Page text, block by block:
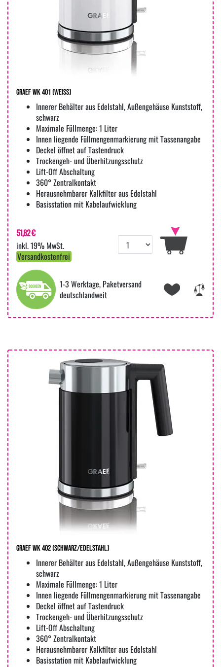
Graef WK 401 (weiss)
Innerer Behälter aus Edelstahl, Außengehäuse Kunststoff,
schwarz
Maximale Füllmenge: 1 Liter
Innen liegende Füllmengenmarkierung mit Tassenangabe
Deckel öffnet auf Tastendruck
Trockengeh- und Überhitzungsschutz
Lift-Off Abschaltung
360° Zentralkontakt
Herausnehmbarer Kalkfilter aus Edelstahl
Basisstation mit Kabelaufwicklung
51,82 €
inkl. 19% MwSt.
Versandkostenfrei
1-3 Werktage, Paketversand
deutschlandweit
Graef WK 402 (schwarz/edelstahl)
Innerer Behälter aus Edelstahl, Außengehäuse Kunststoff,
schwarz
Maximale Füllmenge: 1 Liter
Innen liegende Füllmengenmarkierung mit Tassenangabe
Deckel öffnet auf Tastendruck
Trockengeh- und Überhitzungsschutz
Lift-Off Abschaltung
360° Zentralkontakt
Herausnehmbarer Kalkfilter aus Edelstahl
Basisstation mit Kabelaufwicklung